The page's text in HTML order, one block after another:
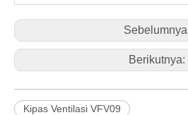
Berikutnya:
Kipas Ventilasi VFV09